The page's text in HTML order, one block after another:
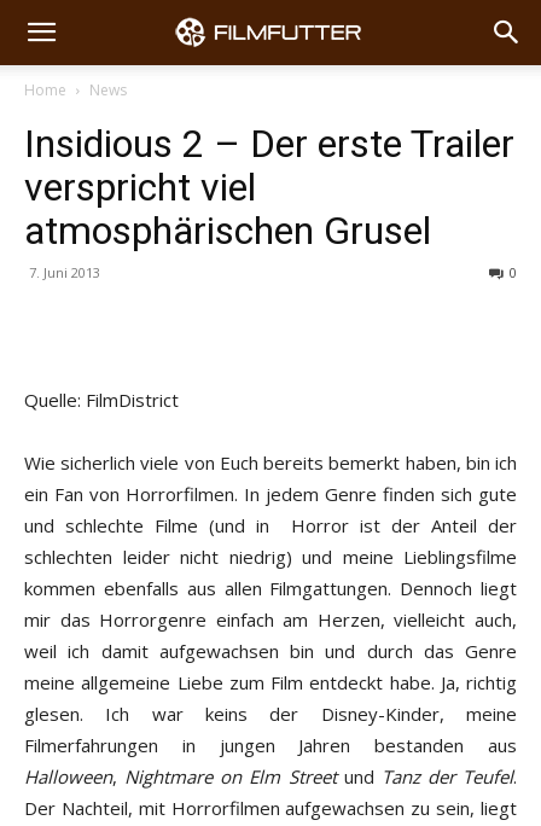
Home News
Insidious 2 – Der erste Trailer
verspricht viel
atmosphärischen Grusel
7. Juni 2013 0
Quelle: FilmDistrict
Wie sicherlich viele von Euch bereits bemerkt haben, bin ich
ein Fan von Horrorfilmen. In jedem Genre finden sich gute
und schlechte Filme (und in Horror ist der Anteil der
schlechten leider nicht niedrig) und meine Lieblingsfilme
kommen ebenfalls aus allen Filmgattungen. Dennoch liegt
mir das Horrorgenre einfach am Herzen, vielleicht auch,
weil ich damit aufgewachsen bin und durch das Genre
meine allgemeine Liebe zum Film entdeckt habe. Ja, richtig
glesen. Ich war keins der Disney-Kinder, meine
Filmerfahrungen in jungen Jahren bestanden aus
Halloween, Nightmare on Elm Streetund Tanz der Teufel.
Der Nachteil, mit Horrorfilmen aufgewachsen zu sein, liegt